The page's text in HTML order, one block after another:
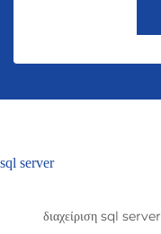
sql server
διαχείριση sql server